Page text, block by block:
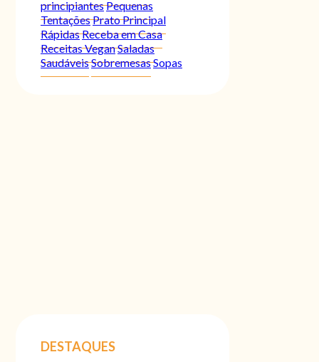
principiantesPequenas
TentaçõesPrato Principal
RápidasReceba em Casa
Receitas VeganSaladas
SaudáveisSobremesasSopas
DESTAQUES